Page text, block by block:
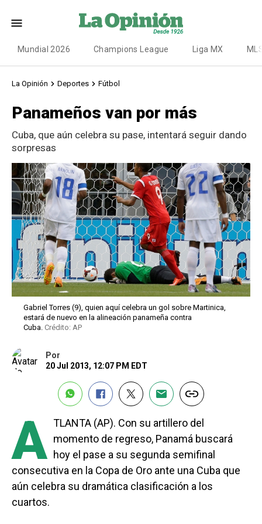
Mundial 2026 Champions League Liga MX
La Opinión Deportes Fútbol
Panameños van por más
Cuba, que aún celebra su pase, intentará seguir dando
sorpresas
Gabriel Torres (9), quien aquí celebra un gol sobre Martinica,
estará de nuevo en la alineación panameña contra
Cuba. Crédito: AP
Por
20 Jul 2013, 12:07 PM EDT
A TLANTA (AP). Con su artillero del
momento de regreso, Panamá buscará
hoy el pase a su segunda semifinal
consecutiva en la Copa de Oro ante una Cuba que
aún celebra su dramática clasificación a los
cuartos.